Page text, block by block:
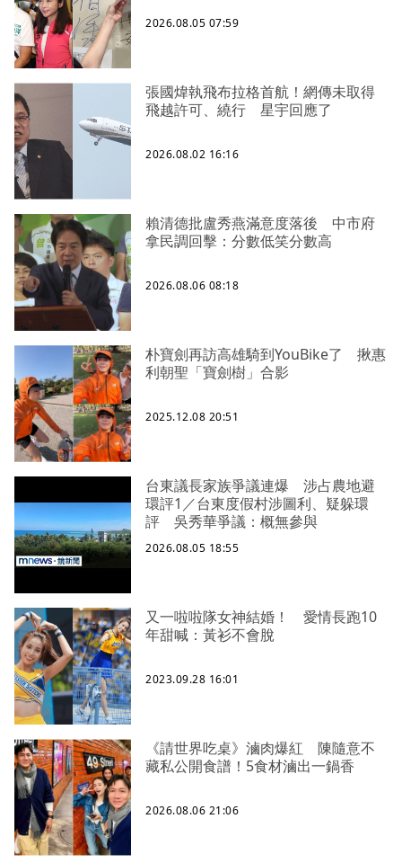
2026.08.05 07:59
張國煒執飛布拉格首航！網傳未取得
飛越許可、繞行 星宇回應了
2026.08.02 16:16
賴清德批盧秀燕滿意度落後 中市府
拿民調回擊：分數低笑分數高
2026.08.06 08:18
朴寶劍再訪高雄騎到YouBike了 揪惠
利朝聖「寶劍樹」合影
2025.12.08 20:51
台東議長家族爭議連爆 涉占農地避
環評1／台東度假村涉圖利、疑躲環
評 吳秀華爭議：概無參與
2026.08.05 18:55
又一啦啦隊女神結婚！ 愛情長跑10
年甜喊：黃衫不會脫
2023.09.28 16:01
《請世界吃桌》滷肉爆紅 陳隨意不
藏私公開食譜！5食材滷出一鍋香
2026.08.06 21:06